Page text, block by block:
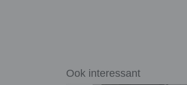
Ook interessant